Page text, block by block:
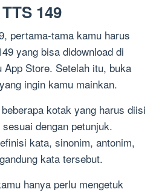
149
pertama-tama kamu harus
yang bisa didownload di
Store. Setelah itu, buka
ingin kamu mainkan.
kotak yang harus diisi
dengan petunjuk.
kata, sinonim, antonim,
kata tersebut.
hanya perlu mengetuk